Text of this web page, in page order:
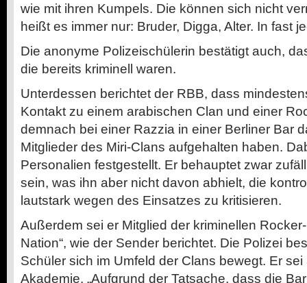
wie mit ihren Kumpels. Die können sich nicht
heißt es immer nur: Bruder, Digga, Alter. In fast
Die anonyme Polizeischülerin bestätigt auch,
die bereits kriminell waren.
Unterdessen berichtet der RBB, dass
Kontakt zu einem arabischen Clan und einer
demnach bei einer Razzia in einer Berliner Bar
Mitglieder des Miri-Clans aufgehalten haben.
Personalien festgestellt. Er behauptet zwar
sein, was ihn aber nicht davon abhielt, die
lautstark wegen des Einsatzes zu kritisieren.
Außerdem sei er Mitglied der kriminellen
Nation“, wie der Sender berichtet. Die Polizei
Schüler sich im Umfeld der Clans bewegt. Er
Akademie. „Aufgrund der Tatsache, dass die